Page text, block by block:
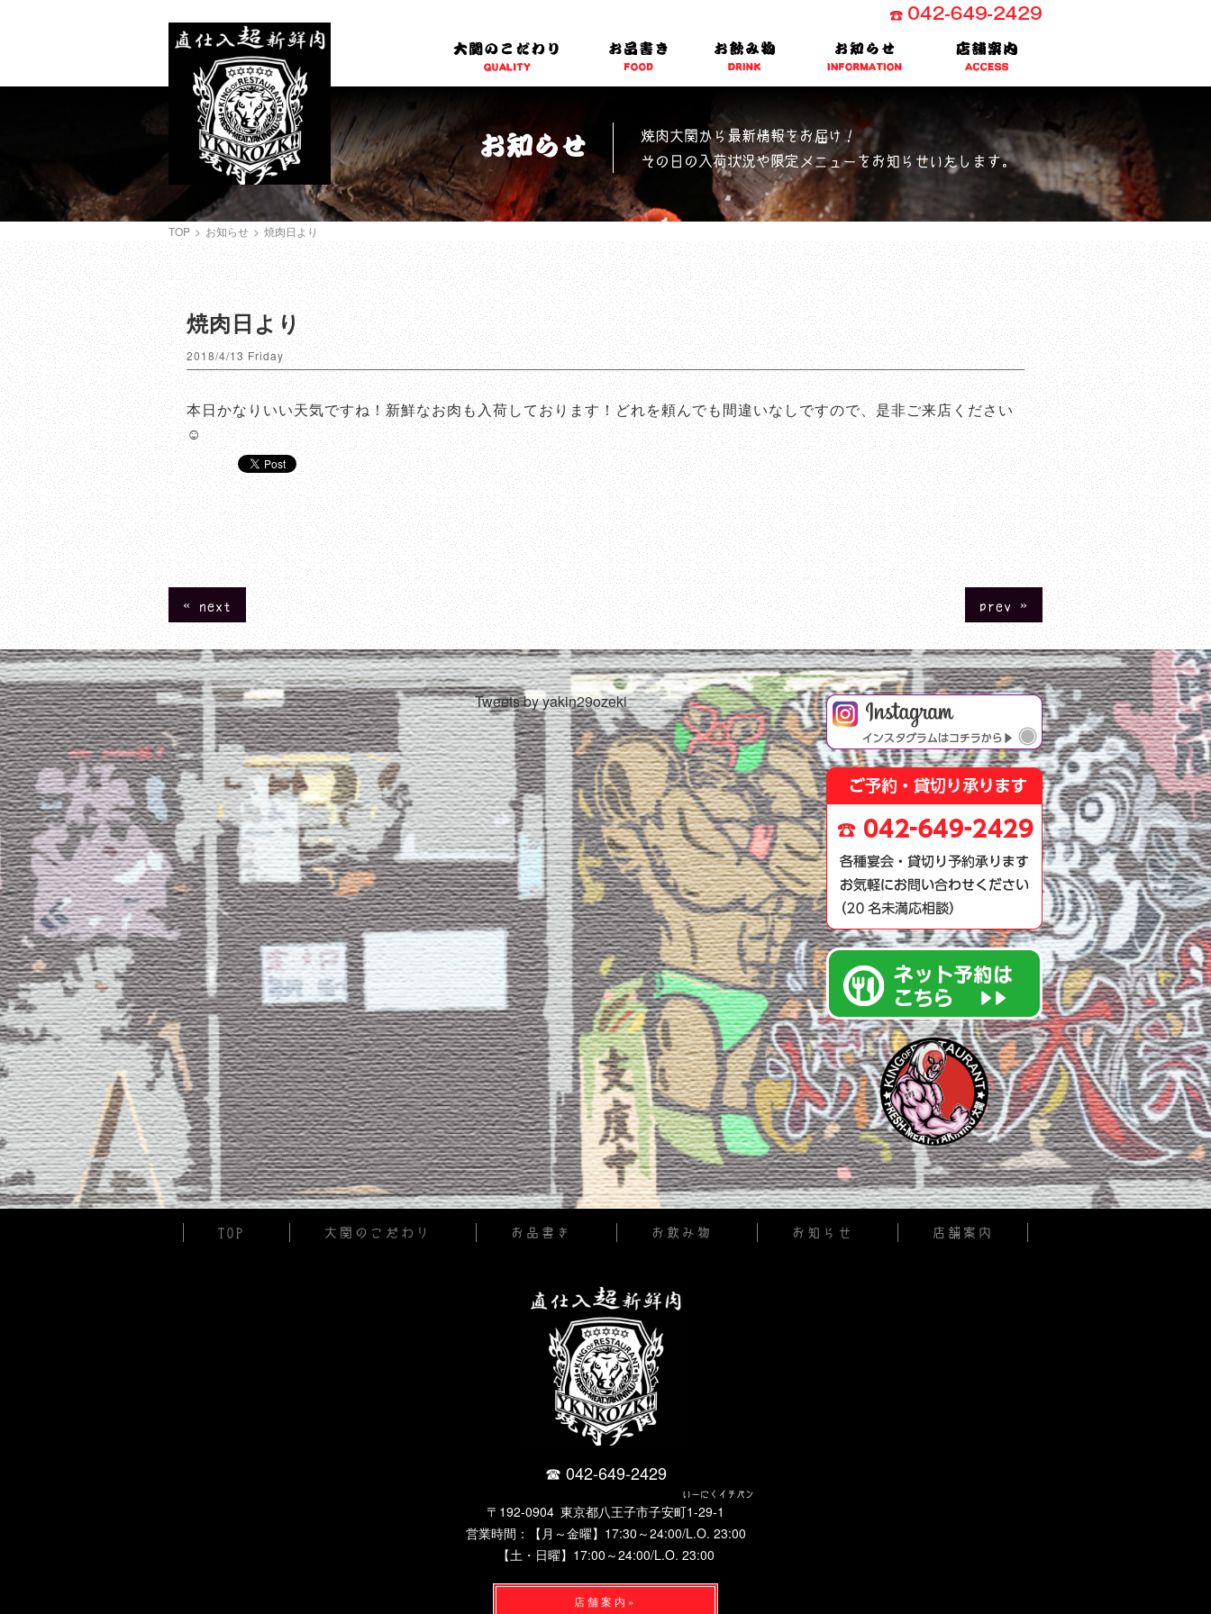
焼肉大関から最新情報をお届け！
その日の入荷状況や限定メニューをお知らせいたします。
TOP > お知らせ > 焼肉日より
焼肉日より
2018/4/13 Friday
本日かなりいい天気ですね！新鮮なお肉も入荷しております！どれを頼んでも間違いなしですので、是非ご来店ください
☺
« next prev »
Tweets by yakin29ozeki
TOP 大関のこだわり お品書き お飲み物 お知らせ 店舗案内
042-649-2429
いーにくイチバン
〒192-0904 東京都八王子市子安町1-29-1
営業時間：【月～金曜】17:30～24:00/L.O. 23:00
【土・日曜】17:00～24:00/L.O. 23:00
店舗案内»